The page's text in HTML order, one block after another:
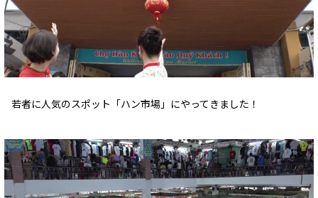
若者に人気のスポット「ハン市場」にやってきました！